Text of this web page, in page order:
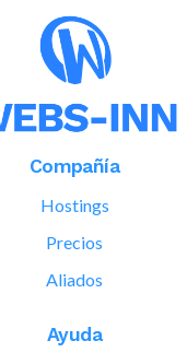
Compañía
Hostings
Precios
Aliados
Ayuda